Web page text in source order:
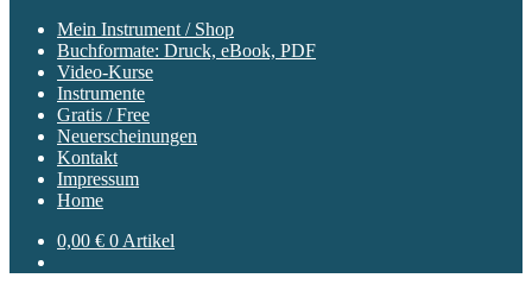
Mein Instrument / Shop
Buchformate: Druck, eBook, PDF
Video-Kurse
Instrumente
Gratis / Free
Neuerscheinungen
Kontakt
Impressum
Home
0,00 € 0 Artikel